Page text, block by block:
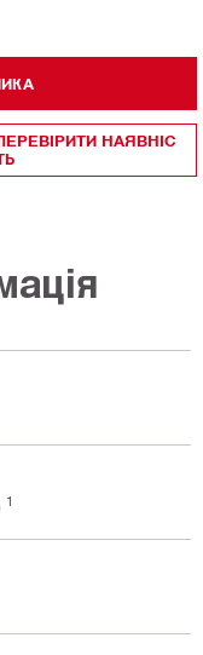
НАЯВНІС
1